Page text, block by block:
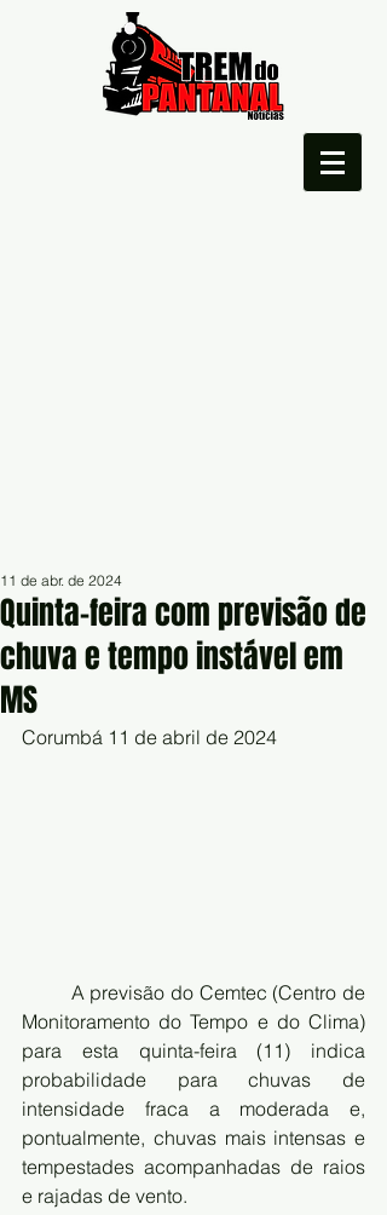
Quinta-feira com previsão de
chuva e tempo instável em
MS
11 de abr. de 2024
Corumbá 11 de abril de 2024
A previsão do Cemtec (Centro de
Monitoramento do Tempo e do Clima)
para esta quinta-feira (11) indica
probabilidade para chuvas de
intensidade fraca a moderada e,
pontualmente, chuvas mais intensas e
tempestades acompanhadas de raios
e rajadas de vento.